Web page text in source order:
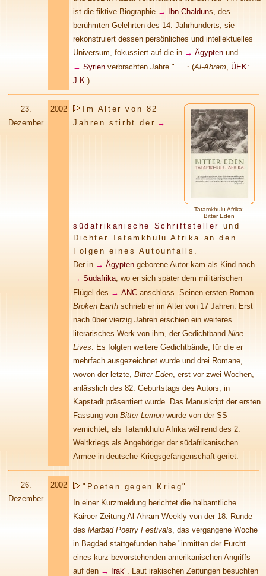
ist die fiktive Biographie → Ibn Chalduns, des
berühmten Gelehrten des 14. Jahrhunderts; sie
rekonstruiert dessen persönliches und intellektuelles
Universum, fokussiert auf die in → Ägypten und
→ Syrien verbrachten Jahre." ... · (Al-Ahram, ÜEK:
J.K.)
23.
Dezember
2002
Tatamkhulu Afrika:
Bitter Eden
Im Alter von 82
Jahren stirbt der →
südafrikanische Schriftsteller und
Dichter Tatamkhulu Afrika an den
Folgen eines Autounfalls.
Der in → Ägypten geborene Autor kam als Kind nach
→ Südafrika, wo er sich später dem militärischen
Flügel des → ANC anschloss. Seinen ersten Roman
Broken Earth schrieb er im Alter von 17 Jahren. Erst
nach über vierzig Jahren erschien ein weiteres
literarisches Werk von ihm, der Gedichtband Nine
Lives. Es folgten weitere Gedichtbände, für die er
mehrfach ausgezeichnet wurde und drei Romane,
wovon der letzte, Bitter Eden, erst vor zwei Wochen,
anlässlich des 82. Geburtstags des Autors, in
Kapstadt präsentiert wurde. Das Manuskript der ersten
Fassung von Bitter Lemon wurde von der SS
vernichtet, als Tatamkhulu Afrika während des 2.
Weltkriegs als Angehöriger der südafrikanischen
Armee in deutsche Kriegsgefangenschaft geriet.
26.
Dezember
2002
"Poeten gegen Krieg"
In einer Kurzmeldung berichtet die halbamtliche
Kairoer Zeitung Al-Ahram Weekly von der 18. Runde
des Marbad Poetry Festivals, das vergangene Woche
in Bagdad stattgefunden habe "inmitten der Furcht
eines kurz bevorstehenden amerikanischen Angriffs
auf den → Irak". Laut irakischen Zeitungen besuchten